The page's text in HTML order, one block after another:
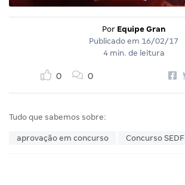
Por Equipe Gran
Publicado em 16/02/17
4 min. de leitura
0 0
Tudo que sabemos sobre:
aprovação em concurso Concurso SEDF